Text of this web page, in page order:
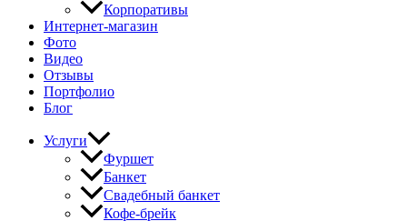
Корпоративы
Интернет-магазин
Фото
Видео
Отзывы
Портфолио
Блог
Услуги
Фуршет
Банкет
Свадебный банкет
Кофе-брейк